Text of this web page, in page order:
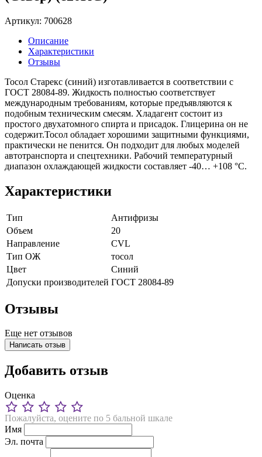
Артикул: 700628
Описание
Характеристики
Отзывы
Тосол Старекс (синий) изготавливается в соответствии с
ГОСТ 28084-89. Жидкость полностью соответствует
международным требованиям, которые предъявляются к
подобным техническим смесям. Хладагент состоит из
простого двухатомного спирта и присадок. Глицерина он не
содержит.Тосол обладает хорошими защитными функциями,
практически не пенится. Он подходит для любых моделей
автотранспорта и спецтехники. Рабочий температурный
диапазон охлаждающей жидкости составляет -40… +108 °С.
Характеристики
Тип
Антифризы
Объем
20
Направление
CVL
Тип ОЖ
тосол
Цвет
Синий
Допуски производителей ГОСТ 28084-89
Отзывы
Еще нет отзывов
Написать отзыв
Добавить отзыв
Оценка
Пожалуйста, оцените по 5 бальной шкале
Имя
Эл. почта